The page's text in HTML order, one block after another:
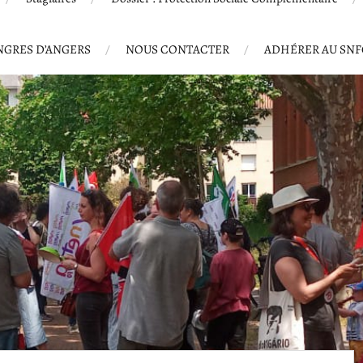
D’ANGERS NOUS CONTACTER ADHÉRER AU